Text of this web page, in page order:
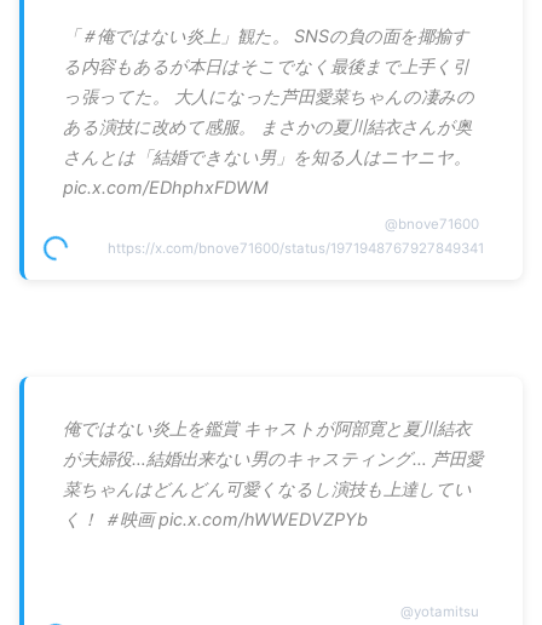
「＃俺ではない炎上」観た。 SNSの負の面を揶揄す
る内容もあるが本日はそこでなく最後まで上手く引
っ張ってた。 大人になった芦田愛菜ちゃんの凄みの
ある演技に改めて感服。 まさかの夏川結衣さんが奥
さんとは「結婚できない男」を知る人はニヤニヤ。
pic.x.com/EDhphxFDWM
@bnove71600
https://x.com/bnove71600/status/1971948767927849341
俺ではない炎上を鑑賞 キャストが阿部寛と夏川結衣
が夫婦役…結婚出来ない男のキャスティング… 芦田愛
菜ちゃんはどんどん可愛くなるし演技も上達してい
く！ ＃映画 pic.x.com/hWWEDVZPYb
@yotamitsu